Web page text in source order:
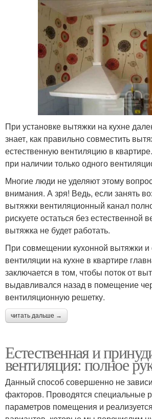
При установке вытяжки на кухне
знает, как правильно совместить
естественную вентиляцию в
при наличии только одного
Многие люди не уделяют этому
внимания. А зря! Ведь, если занять
вытяжки вентиляционный канал
рискуете остаться без естественной
вытяжка не будет работать.
При совмещении кухонной вытяжки и
вентиляции на кухне в квартире
заключается в том, чтобы поток от
выдавливался назад в помещение
вентиляционную решетку.
читать дальше →
Естественная и
вентиляция: полное
Данный способ совершенно не
факторов. Проводятся специальные
параметров помещения и